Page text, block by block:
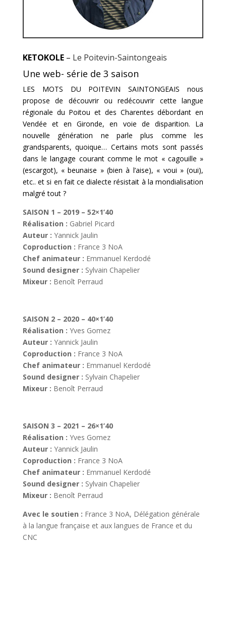
KETOKOLE– Le Poitevin-Saintongeais
Une web- série de 3 saison
LES MOTS DU POITEVIN SAINTONGEAIS nous
propose de découvrir ou redécouvrir cette langue
régionale du Poitou et des Charentes débordant en
Vendée et en Gironde, en voie de disparition. La
nouvelle génération ne parle plus comme les
grandsparents, quoique… Certains mots sont passés
dans le langage courant comme le mot « cagouille »
(escargot), « beunaise » (bien à l’aise), « voui » (oui),
etc.. et si en fait ce dialecte résistait à la mondialisation
malgré tout ?
SAISON 1 – 2019 – 52×1’40
Réalisation : Gabriel Picard
Auteur : Yannick Jaulin
Coproduction : France 3 NoA
Chef animateur : Emmanuel Kerdodé
Sound designer : Sylvain Chapelier
Mixeur : Benoît Perraud
SAISON 2 – 2020 – 40×1’40
Réalisation : Yves Gomez
Auteur : Yannick Jaulin
Coproduction : France 3 NoA
Chef animateur : Emmanuel Kerdodé
Sound designer : Sylvain Chapelier
Mixeur : Benoît Perraud
SAISON 3 – 2021 – 26×1’40
Réalisation : Yves Gomez
Auteur : Yannick Jaulin
Coproduction : France 3 NoA
Chef animateur : Emmanuel Kerdodé
Sound designer : Sylvain Chapelier
Mixeur : Benoît Perraud
Avec le soutien : France 3 NoA, Délégation générale
à la langue française et aux langues de France et du
CNC